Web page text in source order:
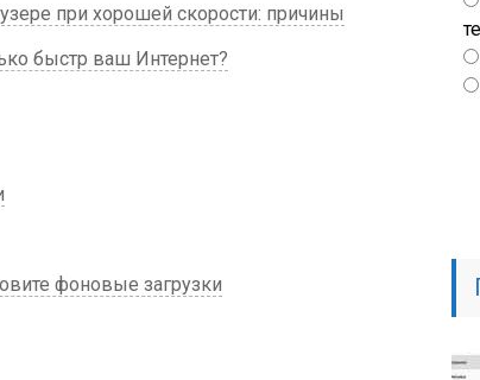
при хорошей скорости: причины
быстр ваш Интернет?
фоновые загрузки